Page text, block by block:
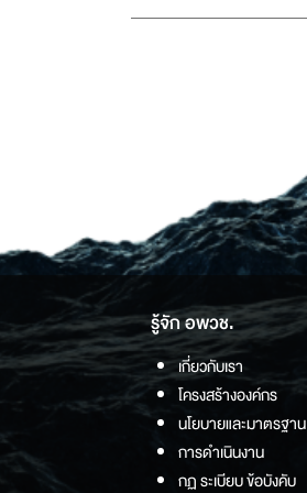
รู้จัก อพวช.
เกี่ยวกับเรา
โครงสร้างองค์กร
นโยบายและมาตรฐาน
การดำเนินงาน
กฏ ระเบียบ ข้อบังคับ